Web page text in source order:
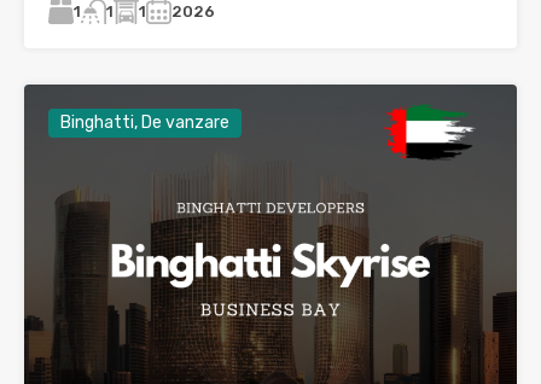
1 1 1 2026
Binghatti, De vanzare